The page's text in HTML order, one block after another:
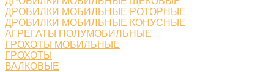
ДРОБИЛКИ МОБИЛЬНЫЕ РОТОРНЫЕ
ДРОБИЛКИ МОБИЛЬНЫЕ КОНУСНЫЕ
АГРЕГАТЫ ПОЛУМОБИЛЬНЫЕ
ГРОХОТЫ МОБИЛЬНЫЕ
ГРОХОТЫ
ВАЛКОВЫЕ